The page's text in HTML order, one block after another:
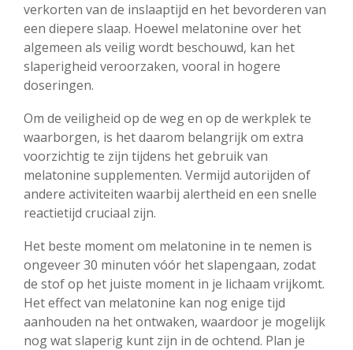
verkorten van de inslaaptijd en het bevorderen van
een diepere slaap. Hoewel melatonine over het
algemeen als veilig wordt beschouwd, kan het
slaperigheid veroorzaken, vooral in hogere
doseringen.
Om de veiligheid op de weg en op de werkplek te
waarborgen, is het daarom belangrijk om extra
voorzichtig te zijn tijdens het gebruik van
melatonine supplementen. Vermijd autorijden of
andere activiteiten waarbij alertheid en een snelle
reactietijd cruciaal zijn.
Het beste moment om melatonine in te nemen is
ongeveer 30 minuten vóór het slapengaan, zodat
de stof op het juiste moment in je lichaam vrijkomt.
Het effect van melatonine kan nog enige tijd
aanhouden na het ontwaken, waardoor je mogelijk
nog wat slaperig kunt zijn in de ochtend. Plan je